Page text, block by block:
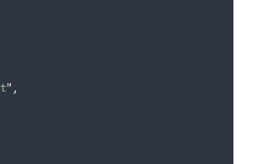
" ,